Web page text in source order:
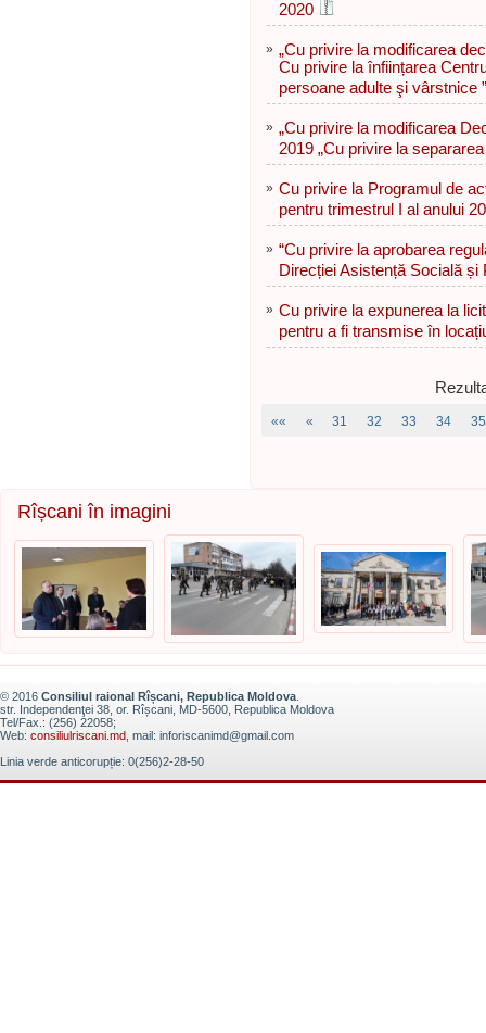
2020
» „Cu privire la modificarea
Cu privire la înființarea
persoane adulte şi vârstnice
» „Cu privire la modificarea
2019 „Cu privire la separarea
» Cu privire la Programul de
pentru trimestrul I al anului
» “Cu privire la aprobarea
Direcției Asistență Socială și
» Cu privire la expunerea la
pentru a fi transmise în
«« « 31 32 33 34 35
Rîșcani în imagini
© 2016 Consiliul raional Rîșcani, Republica Moldova
str. Independenţei 38, or. Rîșcani, MD-5600, Republica Moldova
Tel/Fax.: (256) 22058;
Web: consiliulriscani.md , mail: inforiscanimd@gmail.com
Linia verde anticorupție: 0(256)2-28-50